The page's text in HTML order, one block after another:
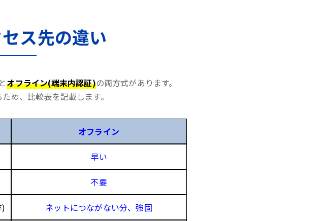
ス先の違い
とオフライン(端末内認証)の両方式があります。
め、比較表を記載します。
オフライン
早い
不要
ネットにつながない分、強固